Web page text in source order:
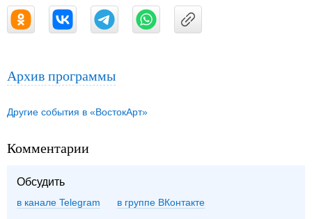
Архив программы
Другие события в «ВостокАрт»
Комментарии
Обсудить
в канале Telegram группе ВКонтакте